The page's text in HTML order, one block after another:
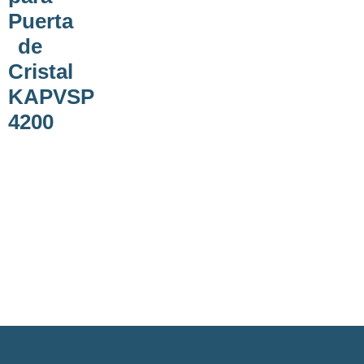
Puerta
de
Cristal
KAPVSP
4200